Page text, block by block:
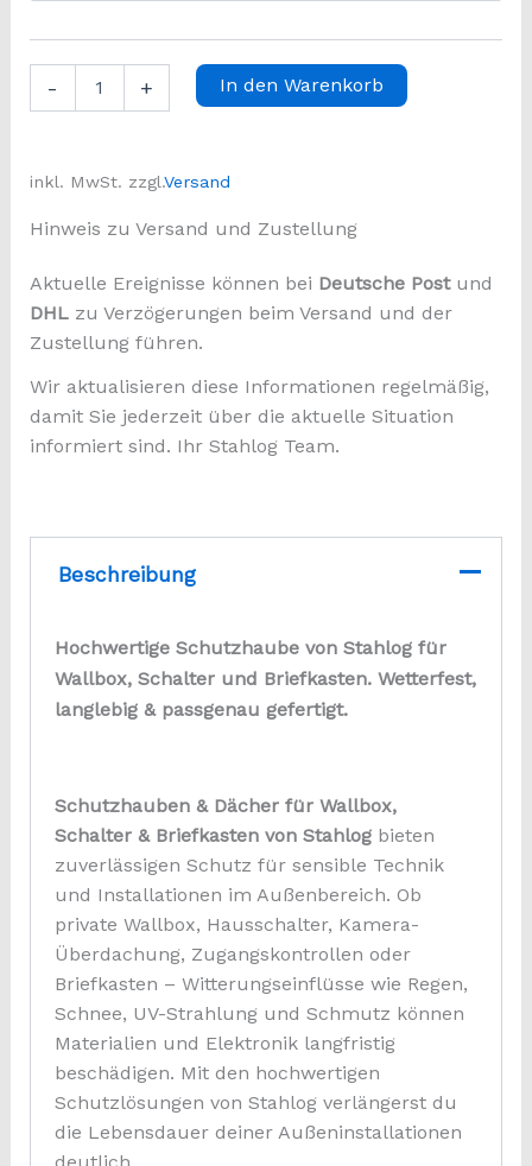
-
Schalter
Briefkasten
+ In den Warenkorb
inkl. MwSt. zzgl.Versand
Hinweis zu Versand und Zustellung
Aktuelle Ereignisse können bei Deutsche Postund
DHLzu Verzögerungen beim Versand und der
Zustellung führen.
Wir aktualisieren diese Informationen regelmäßig,
damit Sie jederzeit über die aktuelle Situation
informiert sind. Ihr Stahlog Team.
Beschreibung
Hochwertige Schutzhaube von Stahlog für
Wallbox, Schalter und Briefkasten. Wetterfest,
langlebig & passgenau gefertigt.
Schutzhauben & Dächer für Wallbox,
Schalter & Briefkasten von Stahlog bieten
zuverlässigen Schutz für sensible Technik
und Installationen im Außenbereich. Ob
private Wallbox, Hausschalter, Kamera-
Überdachung, Zugangskontrollen oder
Briefkasten – Witterungseinflüsse wie Regen,
Schnee, UV-Strahlung und Schmutz können
Materialien und Elektronik langfristig
beschädigen. Mit den hochwertigen
Schutzlösungen von Stahlog verlängerst du
die Lebensdauer deiner Außeninstallationen